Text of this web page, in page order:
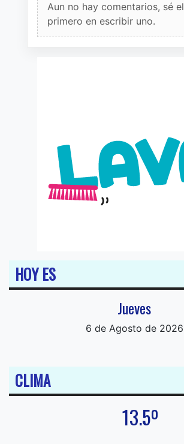
Aun no hay comentarios, sé el
primero en escribir uno.
HOY ES
Jueves
6 de Agosto de 2026
CLIMA
13.5º